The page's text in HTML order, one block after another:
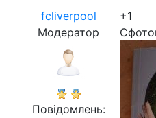
fcliverpool
Модератор
Повідомлень:
+1